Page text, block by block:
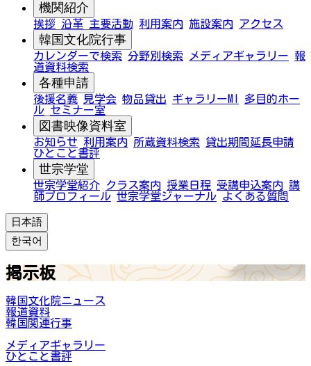
機関紹介
挨拶 沿革 主要活動 利用案内 施設案内 アクセス
韓国文化院行事
カレンダーで検索 分野別検索 メディアギャラリー 報
道資料検索
各種申請
後援名義 見学会 物品貸出 ギャラリーMI
多目的ホー
ル セミナー室
図書映像資料室
お知らせ 利用案内 所蔵資料検索
貸出期間延長申請
ひとこと書評
世宗学堂
世宗学堂紹介 クラス案内 授業日程 受講申込案内 講
師プロフィール 世宗学堂ジャーナル よくある質問
日本語
한국어
掲示板
韓国文化院ニュース
報道資料
韓国関連行事
メディアギャラリー
ひとこと書評